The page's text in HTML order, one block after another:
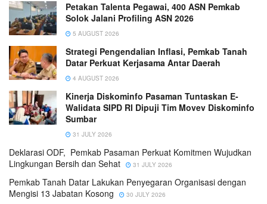
Petakan Talenta Pegawai, 400 ASN Pemkab
Solok Jalani Profiling ASN 2026
5 AUGUST 2026
Strategi Pengendalian Inflasi, Pemkab Tanah
Datar Perkuat Kerjasama Antar Daerah
4 AUGUST 2026
Kinerja Diskominfo Pasaman Tuntaskan E-
Walidata SIPD RI Dipuji Tim Movev Diskominfo
Sumbar
31 JULY 2026
Deklarasi ODF, Pemkab Pasaman Perkuat Komitmen Wujudkan
Lingkungan Bersih dan Sehat
31 JULY 2026
Pemkab Tanah Datar Lakukan Penyegaran Organisasi dengan
Mengisi 13 Jabatan Kosong
30 JULY 2026